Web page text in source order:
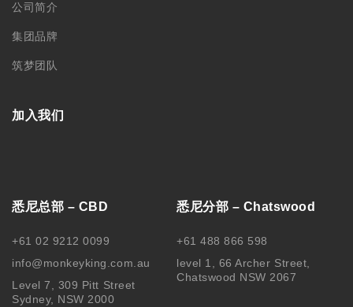
公司简介
集团品牌
筑梦团队
加入我们
悉尼总部 – CBD
+61 02 9212 0099
info@monkeyking.com.au
Level 7, 309 Pitt Street
Sydney, NSW 2000
悉尼分部 – Chatswood
+61 488 866 598
level 1, 66 Archer Street,
Chatswood NSW 2067